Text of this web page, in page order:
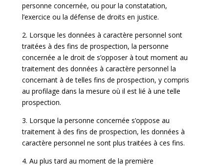
personne concernée, ou pour la constatation,
l’exercice ou la défense de droits en justice.
2. Lorsque les données à caractère personnel sont
traitées à des fins de prospection, la personne
concernée a le droit de s’opposer à tout moment au
traitement des données à caractère personnel la
concernant à de telles fins de prospection, y compris
au profilage dans la mesure où il est lié à une telle
prospection.
3. Lorsque la personne concernée s’oppose au
traitement à des fins de prospection, les données à
caractère personnel ne sont plus traitées à ces fins.
4. Au plus tard au moment de la première